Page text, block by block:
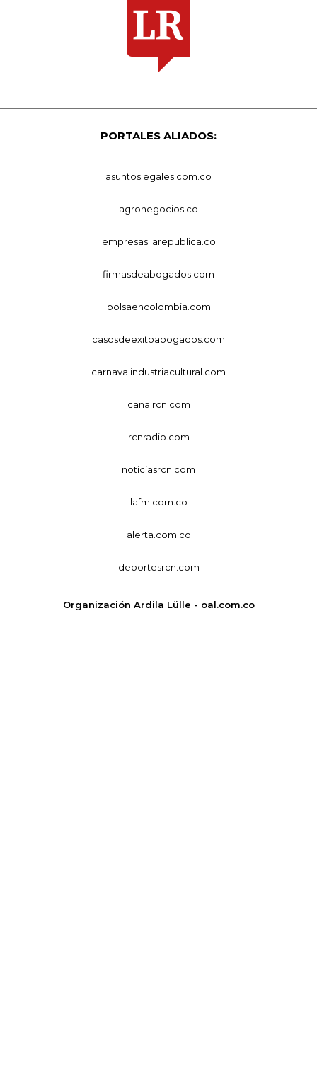
PORTALES ALIADOS:
asuntoslegales.com.co
agronegocios.co
empresas.larepublica.co
firmasdeabogados.com
bolsaencolombia.com
casosdeexitoabogados.com
carnavalindustriacultural.com
canalrcn.com
rcnradio.com
noticiasrcn.com
lafm.com.co
alerta.com.co
deportesrcn.com
Organización Ardila Lülle - oal.com.co